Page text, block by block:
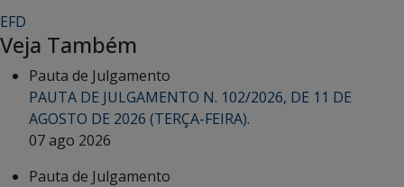
EFD
Veja Também
Pauta de Julgamento
PAUTA DE JULGAMENTO N. 102/2026, DE 11 DE
AGOSTO DE 2026 (TERÇA-FEIRA).
07 ago 2026
Pauta de Julgamento